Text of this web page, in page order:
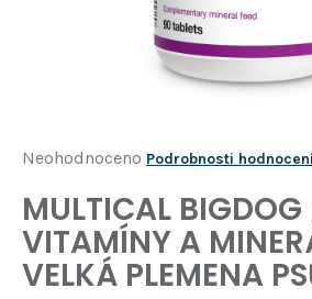
Průměrné
produktu
je
0,0
Neohodnoceno Podrobnosti
MULTICAL
VITAMÍNY A
VELKÁ PLEMENA
D
o
p
o